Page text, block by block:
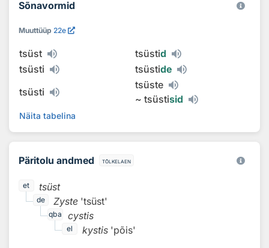
Sõnavormid
Muuttüüp 22e
tsüst tsüstid
tsüsti
tsüstide
tsüsti
tsüste
~ tsüstisid
Näita tabelina
Päritolu andmed tõlkelaen
et tsüst
de Zyste 'tsüst'
qba cystis
el kystis 'põis'